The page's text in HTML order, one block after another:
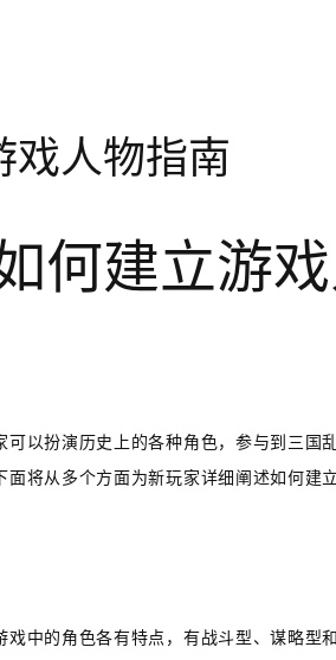
戏人物指南
何建立游
以扮演历史上的各种角色，参与到三国
将从多个方面为新玩家详细阐述如何建立
中的角色各有特点，有战斗型、谋略型